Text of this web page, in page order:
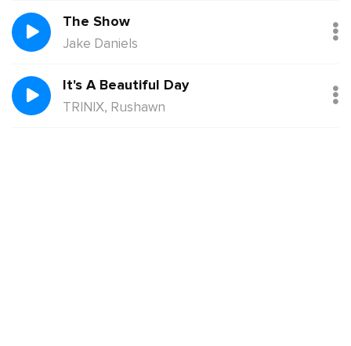
The Show
Jake Daniels
It's A Beautiful Day
TRINIX, Rushawn